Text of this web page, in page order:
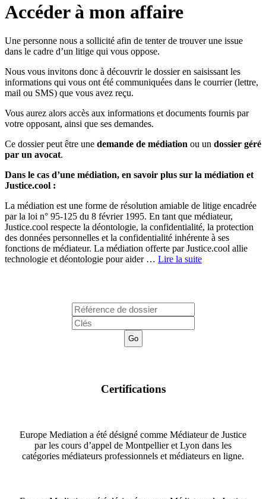
Accéder à mon affaire
Une personne nous a sollicité afin de tenter de trouver une issue
dans le cadre d’un litige qui vous oppose.
Nous vous invitons donc à découvrir le dossier en saisissant les
informations qui vous ont été communiquées dans le courrier (lettre,
mail ou SMS) que vous avez reçu.
Vous aurez alors accès aux informations et documents fournis par
votre opposant, ainsi que ses demandes.
Ce dossier peut être une demande de médiation ou un dossier géré
par un avocat.
Dans le cas d’une médiation, en savoir plus sur la médiation et
Justice.cool :
La médiation est une forme de résolution amiable de litige encadrée
par la loi n° 95-125 du 8 février 1995. En tant que médiateur,
Justice.cool respecte la déontologie, la confidentialité, la protection
des données personnelles et la confidentialité inhérente à ses
fonctions de médiateur. La médiation offerte par Justice.cool allie
technologie et déontologie pour aider … Lire la suite
Certifications
Europe Mediation a été désigné comme Médiateur de Justice
par les cours d’appel de Montpellier et Lyon dans les
catégories médiateurs professionnels et médiateurs en ligne.